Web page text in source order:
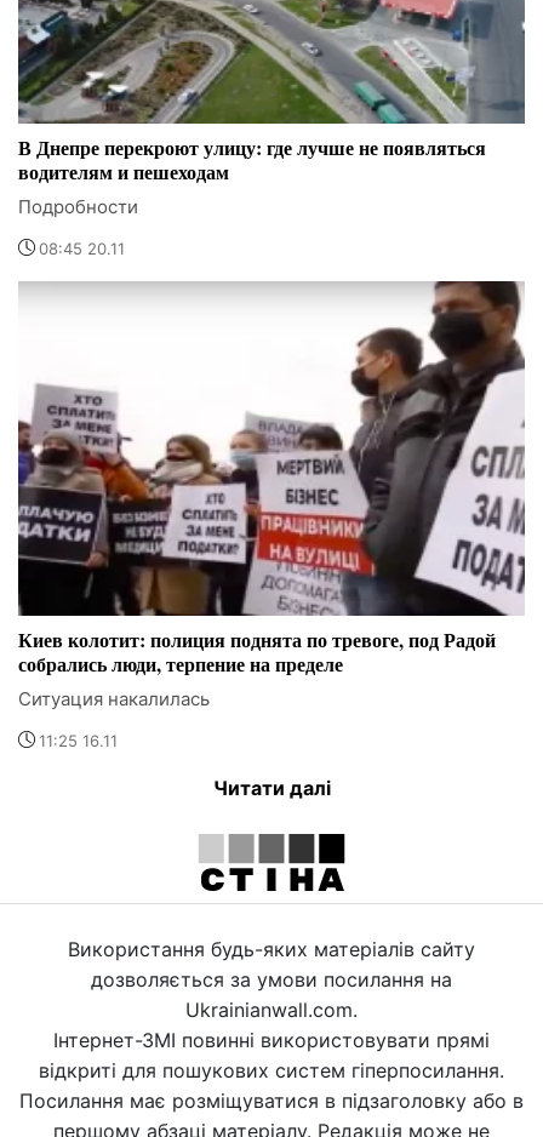
В Днепре перекроют улицу: где лучше не появляться
водителям и пешеходам
Подробности
08:45 20.11
Киев колотит: полиция поднята по тревоге, под Радой
собрались люди, терпение на пределе
Ситуация накалилась
11:25 16.11
Читати далі
Використання будь-яких матеріалів сайту
дозволяється за умови посилання на
Ukrainianwall.com.
Інтернет-ЗМІ повинні використовувати прямі
відкриті для пошукових систем гіперпосилання.
Посилання має розміщуватися в підзаголовку або в
першому абзаці матеріалу. Редакція може не